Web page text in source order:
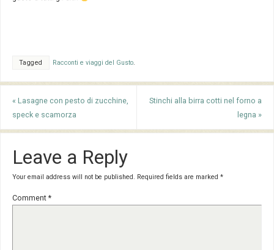
Tagged Racconti e viaggi del Gusto.
« Lasagne con pesto di zucchine,
speck e scamorza
Stinchi alla birra cotti nel forno a
legna »
Leave a Reply
Your email address will not be published. Required fields are marked *
Comment *